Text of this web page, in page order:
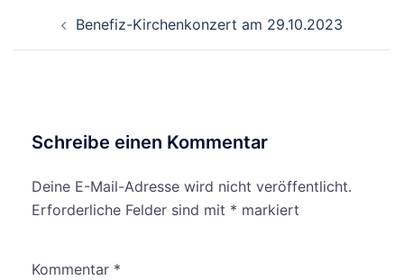
Benefiz-Kirchenkonzert am 29.10.2023
Schreibe einen Kommentar
Deine E-Mail-Adresse wird nicht veröffentlicht.
Erforderliche Felder sind mit * markiert
Kommentar *